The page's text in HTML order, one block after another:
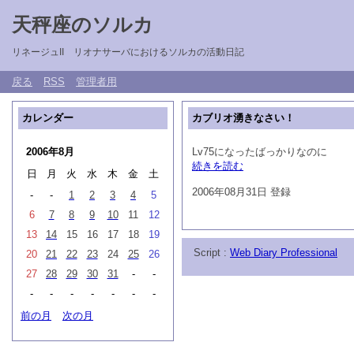
天秤座のソルカ
リネージュII リオナサーバにおけるソルカの活動日記
戻る RSS 管理者用
カブリオ湧きなさい！
Lv75になったばっかりなのに
続きを読む
2006年08月31日 登録
カレンダー
2006年8月
日
月 火 水 木 金
土
-
- 1 2 3 4
5
6
7 8 9 10 11
12
13
14 15 16 17 18
19
20
21 22 23 24 25
26
27
28 29 30 31 -
-
-
- - - - -
-
前の月
次の月
Script : Web Diary Professional